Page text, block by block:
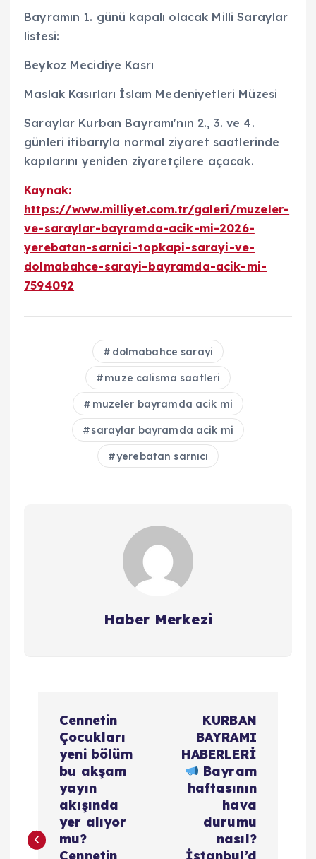
Bayramın 1. günü kapalı olacak Milli Saraylar
listesi:
Beykoz Mecidiye Kasrı
Maslak Kasırları İslam Medeniyetleri Müzesi
Saraylar Kurban Bayramı'nın 2., 3. ve 4.
günleri itibarıyla normal ziyaret saatlerinde
kapılarını yeniden ziyaretçilere açacak.
Kaynak:
https://www.milliyet.com.tr/galeri/muzeler-
ve-saraylar-bayramda-acik-mi-2026-
yerebatan-sarnici-topkapi-sarayi-ve-
dolmabahce-sarayi-bayramda-acik-mi-
7594092
dolmabahce sarayi
muze calisma saatleri
muzeler bayramda acik mi
saraylar bayramda acik mi
yerebatan sarnıcı
Haber Merkezi
g
Cennetin
Çocukları
yeni bölüm
bu akşam
yayın
akışında
yer alıyor
mu?
KURBAN
BAYRAMI
HABERLERİ
Bayram
haftasının
hava
durumu
nasıl?